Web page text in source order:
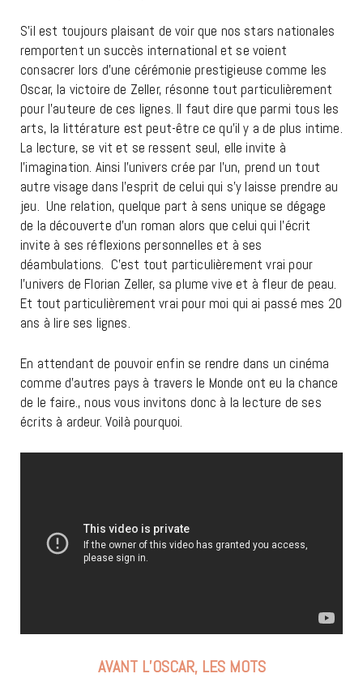
S’il est toujours plaisant de voir que nos stars nationales
remportent un succès international et se voient
consacrer lors d’une cérémonie prestigieuse comme les
Oscar, la victoire de Zeller, résonne tout particulièrement
pour l’auteure de ces lignes. Il faut dire que parmi tous les
arts, la littérature est peut-être ce qu’il y a de plus intime.
La lecture, se vit et se ressent seul, elle invite à
l’imagination. Ainsi l’univers crée par l’un, prend un tout
autre visage dans l’esprit de celui qui s’y laisse prendre au
jeu. Une relation, quelque part à sens unique se dégage
de la découverte d’un roman alors que celui qui l’écrit
invite à ses réflexions personnelles et à ses
déambulations. C’est tout particulièrement vrai pour
l’univers de Florian Zeller, sa plume vive et à fleur de peau.
Et tout particulièrement vrai pour moi qui ai passé mes 20
ans à lire ses lignes.
En attendant de pouvoir enfin se rendre dans un cinéma
comme d’autres pays à travers le Monde ont eu la chance
de le faire., nous vous invitons donc à la lecture de ses
écrits à ardeur. Voilà pourquoi.
AVANT L’OSCAR, LES MOTS